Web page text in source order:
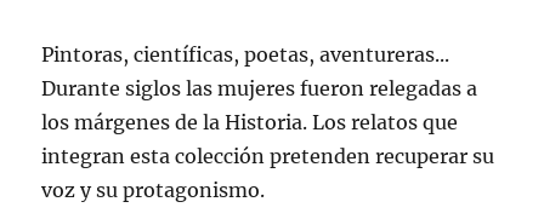
Pintoras, científicas, poetas, aventureras...
Durante siglos las mujeres fueron relegadas a
los márgenes de la Historia. Los relatos que
integran esta colección pretenden recuperar su
voz y su protagonismo.